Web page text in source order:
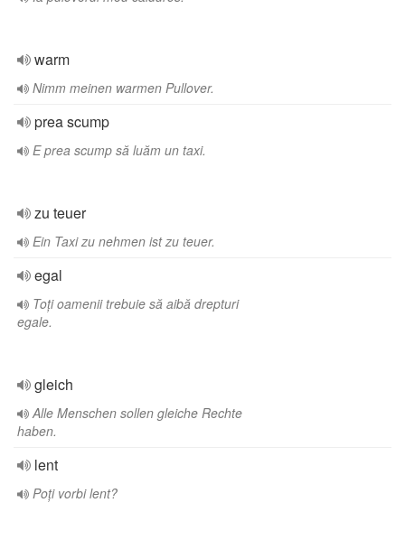
warm
Nimm meinen warmen Pullover.
prea scump
E prea scump să luăm un taxi.
zu teuer
Ein Taxi zu nehmen ist zu teuer.
egal
Toți oamenii trebuie să aibă drepturi
egale.
gleich
Alle Menschen sollen gleiche Rechte
haben.
lent
Poți vorbi lent?